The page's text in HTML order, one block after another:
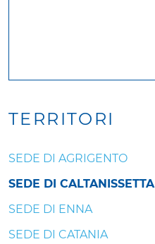
TERRITORI
SEDE DI AGRIGENTO
SEDE DI CALTANISSETTA
SEDE DI ENNA
SEDE DI CATANIA